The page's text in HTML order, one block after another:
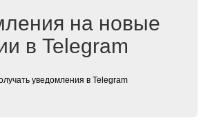
на новые
в Telegram
уведомления в Telegram